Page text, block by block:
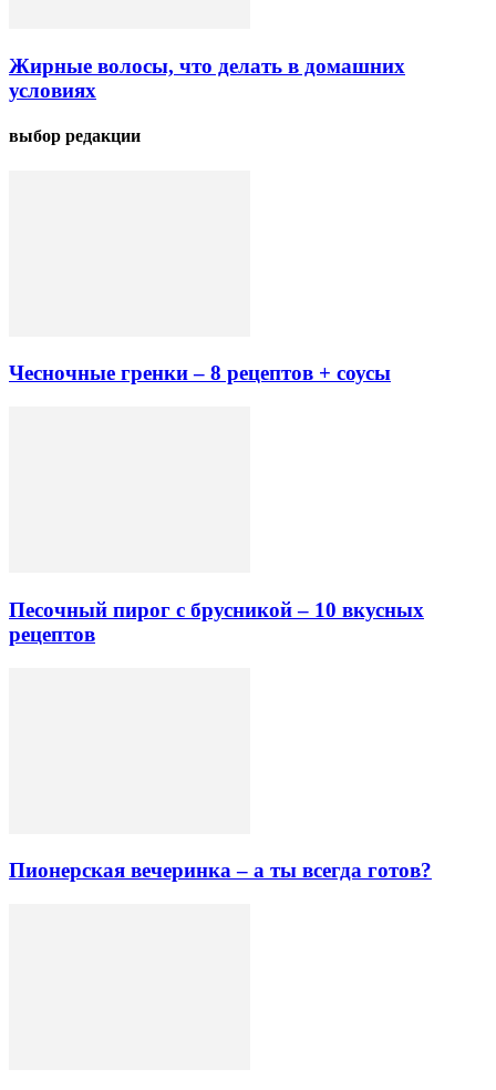
Жирные волосы, что делать в домашних
условиях
выбор редакции
Чесночные гренки – 8 рецептов + соусы
Песочный пирог с брусникой – 10 вкусных
рецептов
Пионерская вечеринка – а ты всегда готов?